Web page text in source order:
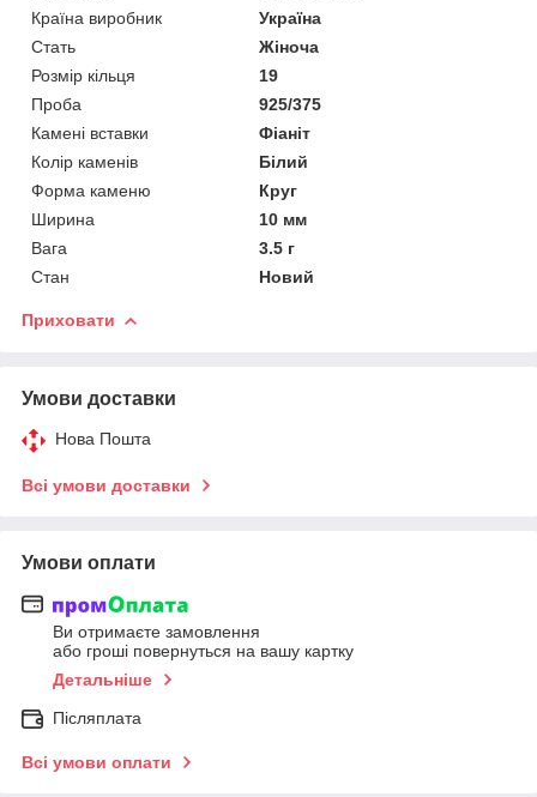
Країна виробник
Україна
Стать
Жіноча
Розмір кільця
19
Проба
925/375
Камені вставки
Фіаніт
Колір каменів
Білий
Форма каменю
Круг
Ширина
10 мм
Вага
3.5 г
Стан
Новий
Приховати
Умови доставки
Нова Пошта
Всі умови доставки
Умови оплати
Ви отримаєте замовлення
або гроші повернуться на вашу картку
Детальніше
Післяплата
Всі умови оплати